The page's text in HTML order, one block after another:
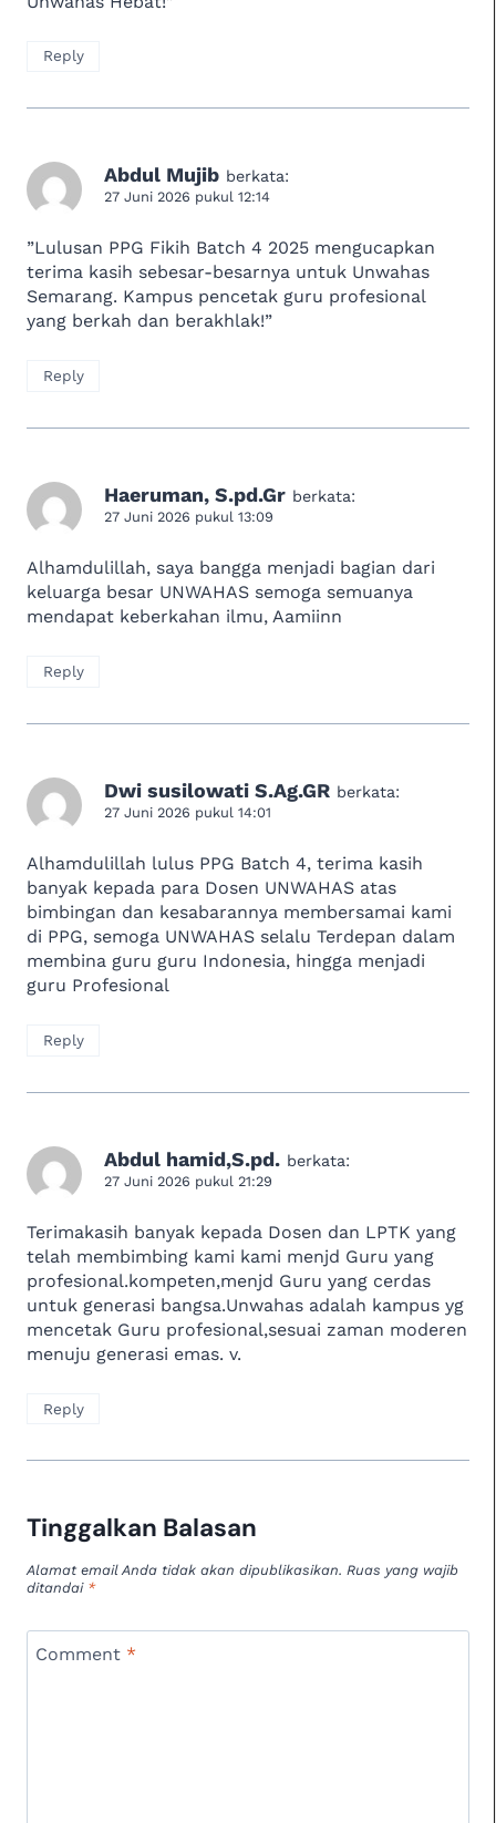
Reply
Abdul Mujib berkata:
27 Juni 2026 pukul 12:14
​”Lulusan PPG Fikih Batch 4 2025 mengucapkan
terima kasih sebesar-besarnya untuk Unwahas
Semarang. Kampus pencetak guru profesional
yang berkah dan berakhlak!”
Reply
Haeruman, S.pd.Gr berkata:
27 Juni 2026 pukul 13:09
Alhamdulillah, saya bangga menjadi bagian dari
keluarga besar UNWAHAS semoga semuanya
mendapat keberkahan ilmu, Aamiinn
Reply
Dwi susilowati S.Ag.GR berkata:
27 Juni 2026 pukul 14:01
Alhamdulillah lulus PPG Batch 4, terima kasih
banyak kepada para Dosen UNWAHAS atas
bimbingan dan kesabarannya membersamai kami
di PPG, semoga UNWAHAS selalu Terdepan dalam
membina guru guru Indonesia, hingga menjadi
guru Profesional
Reply
Abdul hamid,S.pd. berkata:
27 Juni 2026 pukul 21:29
Terimakasih banyak kepada Dosen dan LPTK yang
telah membimbing kami kami menjd Guru yang
profesional.kompeten,menjd Guru yang cerdas
untuk generasi bangsa.Unwahas adalah kampus yg
mencetak Guru profesional,sesuai zaman moderen
menuju generasi emas. v.
Reply
Tinggalkan Balasan
Alamat email Anda tidak akan dipublikasikan. Ruas yang wajib
ditandai *
Comment *